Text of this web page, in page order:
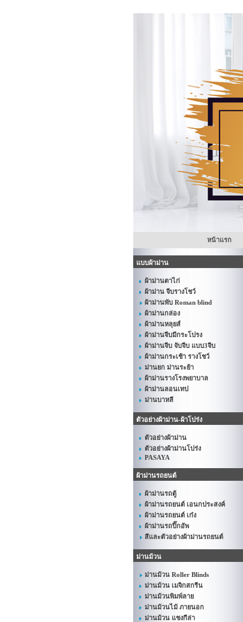
หน้าแรก
แบบผ้าม่าน
ผ้าม่านตาไก่
ผ้าม่าน จีบรางโชว์
ผ้าม่านพับ Roman blind
ผ้าม่านกล่อง
ผ้าม่านหลุยส์
ผ้าม่านจีบมีกระโปรง
ผ้าม่านจีบ จับจีบ แบบ3จีบ
ผ้าม่านกระเช้า รางโชว์
ม่านยก ม่านระย้า
ผ้าม่านรางโรงพยาบาล
ผ้าม่านลอนเทป
ม่านบาหลี
ตัวอย่างผ้าม่าน-ผ้าโปร่ง
ตัวอย่างผ้าม่าน
ตัวอย่างผ้าม่านโปร่ง
PASAYA
ผ้าม่านรถยนต์
ผ้าม่านรถตู้
ผ้าม่านรถยนต์ เอนกประสงค์
ผ้าม่านรถยนต์ เก๋ง
ผ้าม่านรถปิ๊กอัพ
สีและตัวอย่างผ้าม่านรถยนต์
ม่านม้วน
ม่านม้วน Roller Blinds
ม่านม้วน เมจิกสกรีน
ม่านม้วนพิมพ์ลาย
ม่านม้วนไม้ ภายนอก
ม่านม้วน แชงกีล่า